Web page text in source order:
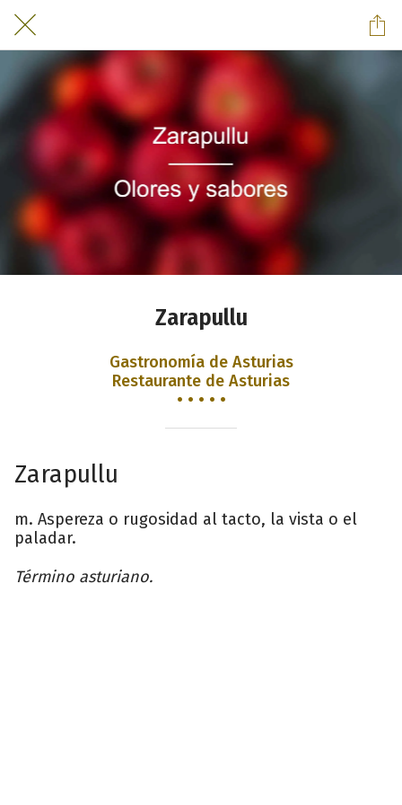
Zarapullu
Gastronomía de Asturias
Restaurante de Asturias
• • • • •
Zarapullu
m. Aspereza o rugosidad al tacto, la vista o el
paladar.
Término asturiano.